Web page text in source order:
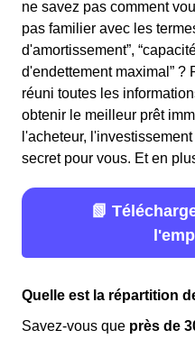
ne savez pas comment
pas familier avec les
d'amortissement”,
d'endettement maximal” ?
réuni toutes les
obtenir le meilleur prêt
l'acheteur,
secret pour vous. Et en
📗
Quelle est la répartition
Savez-vous que près de